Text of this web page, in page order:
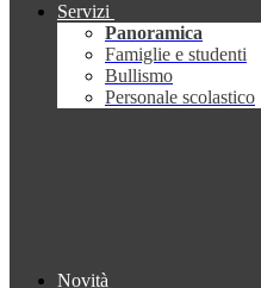
Servizi
Panoramica
Famiglie e studenti
Bullismo
Personale scolastico
Novità